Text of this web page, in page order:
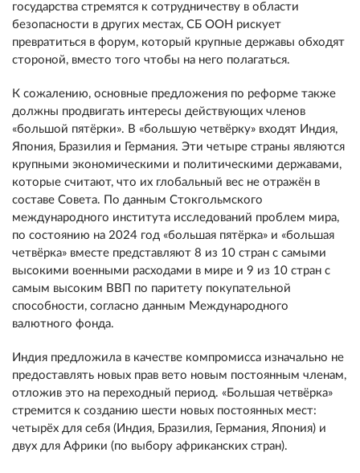
государства стремятся к сотрудничеству в области
безопасности в других местах, СБ ООН рискует
превратиться в форум, который крупные державы обходят
стороной, вместо того чтобы на него полагаться.
К сожалению, основные предложения по реформе также
должны продвигать интересы действующих членов
«большой пятёрки». В «большую четвёрку» входят Индия,
Япония, Бразилия и Германия. Эти четыре страны являются
крупными экономическими и политическими державами,
которые считают, что их глобальный вес не отражён в
составе Совета. По данным Стокгольмского
международного института исследований проблем мира,
по состоянию на 2024 год «большая пятёрка» и «большая
четвёрка» вместе представляют 8 из 10 стран с самыми
высокими военными расходами в мире и 9 из 10 стран с
самым высоким ВВП по паритету покупательной
способности, согласно данным Международного
валютного фонда.
Индия предложила в качестве компромисса изначально не
предоставлять новых прав вето новым постоянным членам,
отложив это на переходный период. «Большая четвёрка»
стремится к созданию шести новых постоянных мест:
четырёх для себя (Индия, Бразилия, Германия, Япония) и
двух для Африки (по выбору африканских стран).